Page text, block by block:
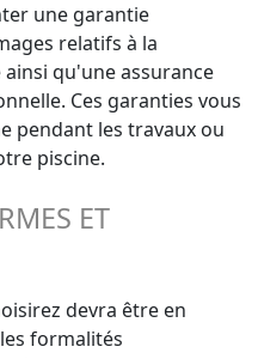
une garantie
relatifs à la
qu'une assurance
Ces garanties vous
pendant les travaux ou
piscine.
ET
devra être en
formalités